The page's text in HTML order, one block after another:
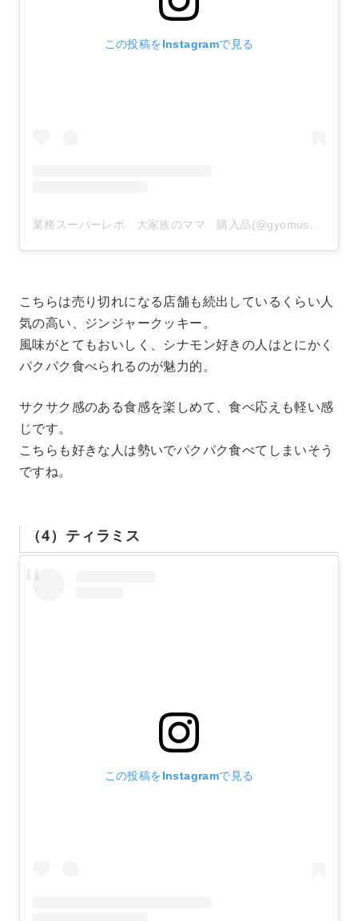
この投稿をInstagramで見る
こちらは売り切れになる店舗も続出しているくらい人
気の高い、ジンジャークッキー。
風味がとてもおいしく、シナモン好きの人はとにかく
パクパク食べられるのが魅力的。
サクサク感のある食感を楽しめて、食べ応えも軽い感
じです。
こちらも好きな人は勢いでパクパク食べてしまいそう
ですね。
（4）ティラミス
この投稿をInstagramで見る